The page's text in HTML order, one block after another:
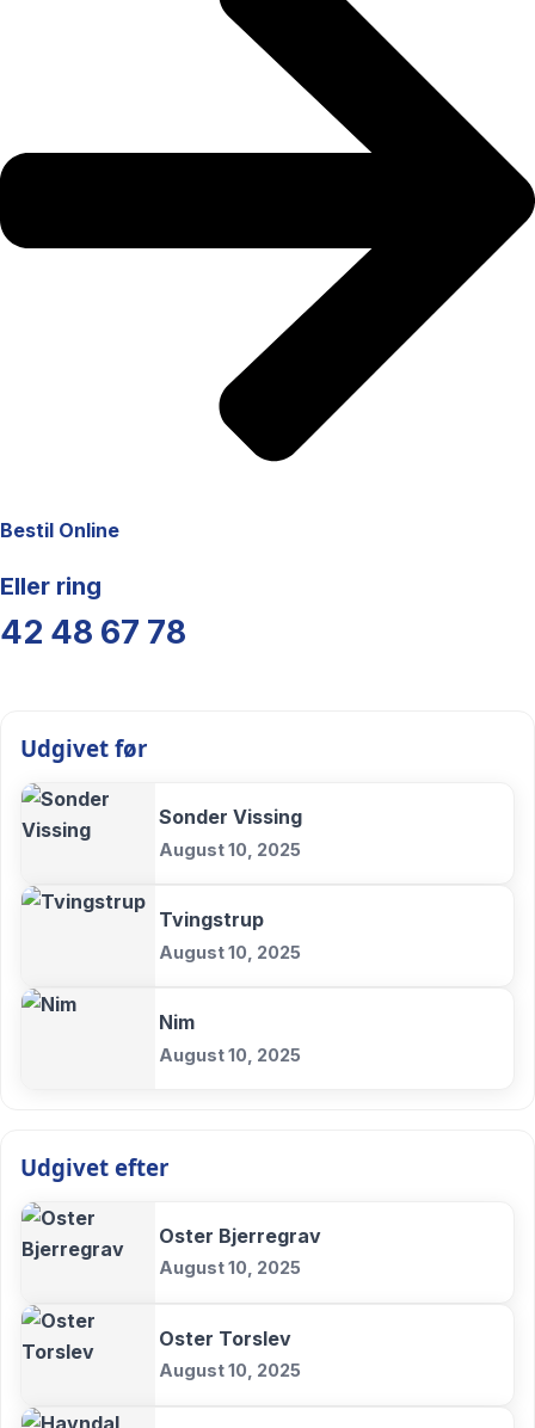
Bestil Online
Eller ring
42 48 67 78
Udgivet før
Sonder Vissing
August 10, 2025
Tvingstrup
August 10, 2025
Nim
August 10, 2025
Udgivet efter
Oster Bjerregrav
August 10, 2025
Oster Torslev
August 10, 2025